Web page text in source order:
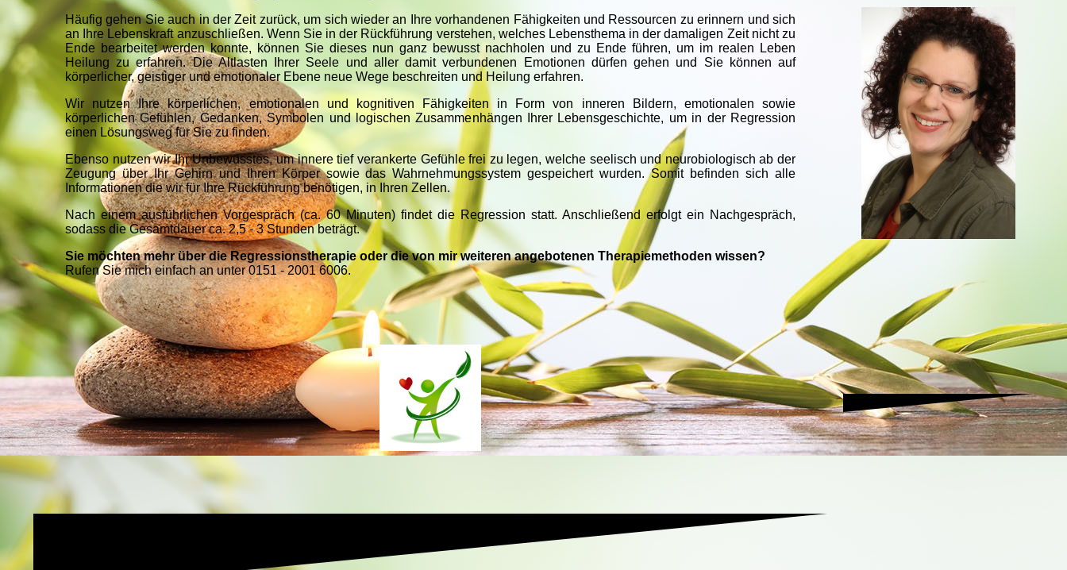
Häufig gehen Sie auch in der Zeit zurück, um sich wieder an Ihre vorhandenen Fähigkeiten und Ressourcen zu erinnern und sich
an Ihre Lebenskraft anzuschließen. Wenn Sie in der Rückführung verstehen, welches Lebensthema in der damaligen Zeit nicht zu
Ende bearbeitet werden konnte, können Sie dieses nun ganz bewusst nachholen und zu Ende führen, um im realen Leben
Heilung zu erfahren. Die Altlasten Ihrer Seele und aller damit verbundenen Emotionen dürfen gehen und Sie können auf
körperlicher, geistiger und emotionaler Ebene neue Wege beschreiten und Heilung erfahren.
Wir nutzen Ihre körperlichen, emotionalen und kognitiven Fähigkeiten in Form von inneren Bildern, emotionalen sowie
körperlichen Gefühlen, Gedanken, Symbolen und logischen Zusammenhängen Ihrer Lebensgeschichte, um in der Regression
einen Lösungsweg für Sie zu finden.
Ebenso nutzen wir Ihr Unbewusstes, um innere tief verankerte Gefühle frei zu legen, welche seelisch und neurobiologisch ab der
Zeugung über Ihr Gehirn und Ihren Körper sowie das Wahrnehmungssystem gespeichert wurden. Somit befinden sich alle
Informationen die wir für Ihre Rückführung benötigen, in Ihren Zellen.
Nach einem ausführlichen Vorgespräch (ca. 60 Minuten) findet die Regression statt. Anschließend erfolgt ein Nachgespräch,
sodass die Gesamtdauer ca. 2,5 - 3 Stunden beträgt.
Sie möchten mehr über die Regressionstherapie oder die von mir weiteren angebotenen Therapiemethoden wissen?
Rufen Sie mich einfach an unter 0151 - 2001 6006.